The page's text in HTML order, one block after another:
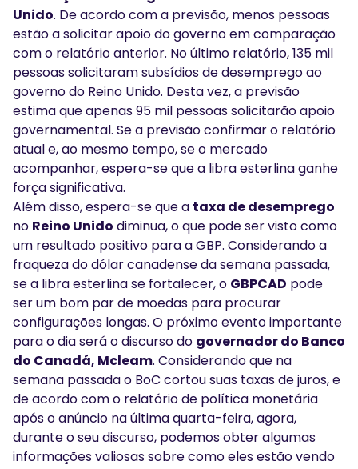
Unido. De acordo com a previsão, menos pessoas
estão a solicitar apoio do governo em comparação
com o relatório anterior. No último relatório, 135 mil
pessoas solicitaram subsídios de desemprego ao
governo do Reino Unido. Desta vez, a previsão
estima que apenas 95 mil pessoas solicitarão apoio
governamental. Se a previsão confirmar o relatório
atual e, ao mesmo tempo, se o mercado
acompanhar, espera-se que a libra esterlina ganhe
força significativa.
Além disso, espera-se que a taxa de desemprego
no Reino Unido diminua, o que pode ser visto como
um resultado positivo para a GBP. Considerando a
fraqueza do dólar canadense da semana passada,
se a libra esterlina se fortalecer, o GBPCAD pode
ser um bom par de moedas para procurar
configurações longas. O próximo evento importante
para o dia será o discurso do governador do Banco
do Canadá, Mcleam. Considerando que na
semana passada o BoC cortou suas taxas de juros, e
de acordo com o relatório de política monetária
após o anúncio na última quarta-feira, agora,
durante o seu discurso, podemos obter algumas
informações valiosas sobre como eles estão vendo